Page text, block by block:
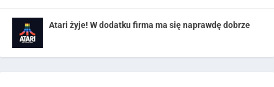
Atari żyje! W dodatku firma ma się naprawdę dobrze